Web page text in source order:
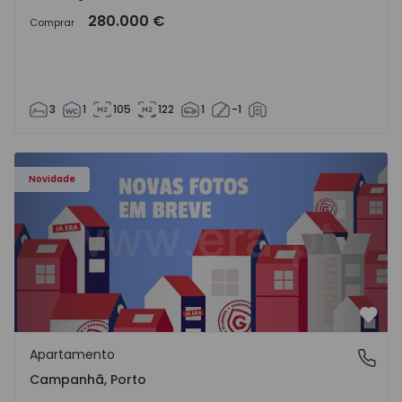
Comprar 280.000 €
3 1 105 122 1 -1
Novidade
Apartamento T3 Porto, Campanhã - 1575504 - 1
Campanhã, Porto
Apartamento
Campanhã, Porto